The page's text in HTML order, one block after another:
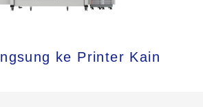
ke Printer Kain